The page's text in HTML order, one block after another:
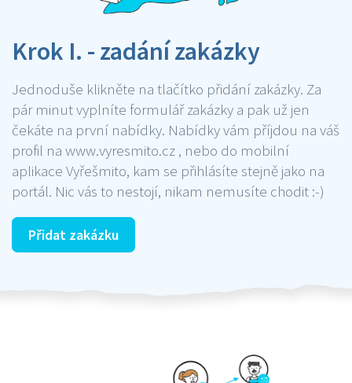
Krok I. - zadání zakázky
Jednoduše klikněte na tlačítko přidání zakázky. Za
pár minut vyplníte formulář zakázky a pak už jen
čekáte na první nabídky. Nabídky vám příjdou na váš
profil na www.vyresmito.cz , nebo do mobilní
aplikace Vyřešmito, kam se přihlásíte stejně jako na
portál. Nic vás to nestojí, nikam nemusíte chodit :-)
Přidat zakázku